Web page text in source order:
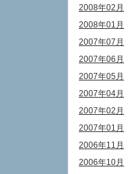
2008年02月
2008年01月
2007年07月
2007年06月
2007年05月
2007年04月
2007年02月
2007年01月
2006年11月
2006年10月